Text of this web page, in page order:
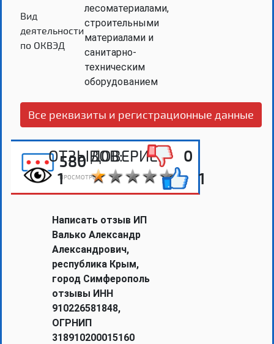
Вид
деятельности
по ОКВЭД
лесоматериалами,
строительными
материалами и
санитарно-
техническим
оборудованием
Все реквизиты и регистрационные данные
580
ПРОСМОТРОВ
ОТЗЫВОВ:
1
ДОВЕРИЕ:
0
1
Написать отзыв ИП
Валько Александр
Александрович,
республика Крым,
город Симферополь
отзывы ИНН
910226581848,
ОГРНИП
318910200015160